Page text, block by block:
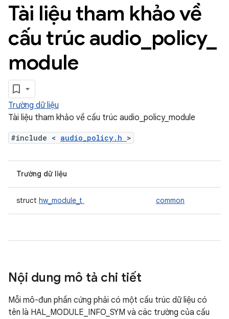
Tài liệu tham khảo về
cấu trúc audio policy_
module
Trường dữ liệu
Tài liệu tham khảo về cấu trúc audio_policy_module
#include < audio_policy.h >
Trường dữ liệu
struct hw_module_t common
Nội dung mô tả chi tiết
Mỗi mô-đun phần cứng phải có một cấu trúc dữ liệu có
tên là HAL_MODULE_INFO_SYM và các trường của cấu